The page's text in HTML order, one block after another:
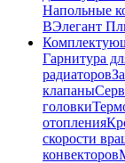
Напольные
ВЭлегант
Гарнитура
радиаторов
клапаны
головки
отопления
скорости
конвекторов